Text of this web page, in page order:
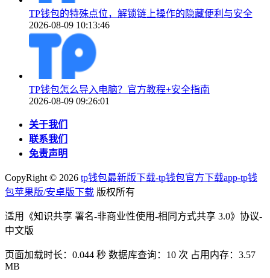
TP钱包的特殊点位，解锁链上操作的隐藏便利与安全
2026-08-09 10:13:46
TP钱包怎么导入电脑？官方教程+安全指南
2026-08-09 09:26:01
关于我们
联系我们
免责声明
CopyRight © 2026 tp钱包最新版下载-tp钱包官方下载app-tp钱
包苹果版/安卓版下载 版权所有
适用《知识共享 署名-非商业性使用-相同方式共享 3.0》协议-
中文版
页面加载时长：0.044 秒 数据库查询：10 次 占用内存：3.57
MB